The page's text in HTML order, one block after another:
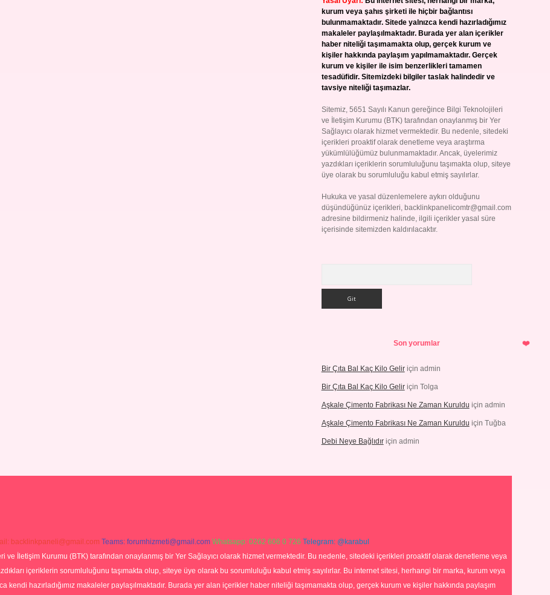
kurum veya şahıs şirketi ile hiçbir bağlantısı
bulunmamaktadır. Sitede yalnızca kendi hazırladığımız
makaleler paylaşılmaktadır. Burada yer alan içerikler
haber niteliği taşımamakta olup, gerçek kurum ve
kişiler hakkında paylaşım yapılmamaktadır. Gerçek
kurum ve kişiler ile isim benzerlikleri tamamen
tesadüfidir. Sitemizdeki bilgiler taslak halindedir ve
tavsiye niteliği taşımazlar.
Sitemiz, 5651 Sayılı Kanun gereğince Bilgi Teknolojileri
ve İletişim Kurumu (BTK) tarafından onaylanmış bir Yer
Sağlayıcı olarak hizmet vermektedir. Bu nedenle, sitedeki
içerikleri proaktif olarak denetleme veya araştırma
yükümlülüğümüz bulunmamaktadır. Ancak, üyelerimiz
yazdıkları içeriklerin sorumluluğunu taşımakta olup, siteye
üye olarak bu sorumluluğu kabul etmiş sayılırlar.
Hukuka ve yasal düzenlemelere aykırı olduğunu
düşündüğünüz içerikleri, backlinkpanelicomtr@gmail.com
adresine bildirmeniz halinde, ilgili içerikler yasal süre
içerisinde sitemizden kaldırılacaktır.
Son yorumlar
Bir Çıta Bal Kaç Kilo Geliriçin admin
Bir Çıta Bal Kaç Kilo Geliriçin Tolga
Aşkale Çimento Fabrikası Ne Zaman Kuruldu için admin
Aşkale Çimento Fabrikası Ne Zaman Kuruldu için Tuğba
Debi Neye Bağlıdıriçin admin
backlinkpaneli@gmail.com Teams: forumhizmeti@gmail.com Whatsapp: 0262 606 0 726 Telegram: @karabul
ve İletişim Kurumu (BTK) tarafından onaylanmış bir Yer Sağlayıcı olarak hizmet vermektedir. Bu nedenle, sitedeki içerikleri proaktif olarak denetleme veya
içeriklerin sorumluluğunu taşımakta olup, siteye üye olarak bu sorumluluğu kabul etmiş sayılırlar. Bu internet sitesi, herhangi bir marka, kurum veya
kendi hazırladığımız makaleler paylaşılmaktadır. Burada yer alan içerikler haber niteliği taşımamakta olup, gerçek kurum ve kişiler hakkında paylaşım